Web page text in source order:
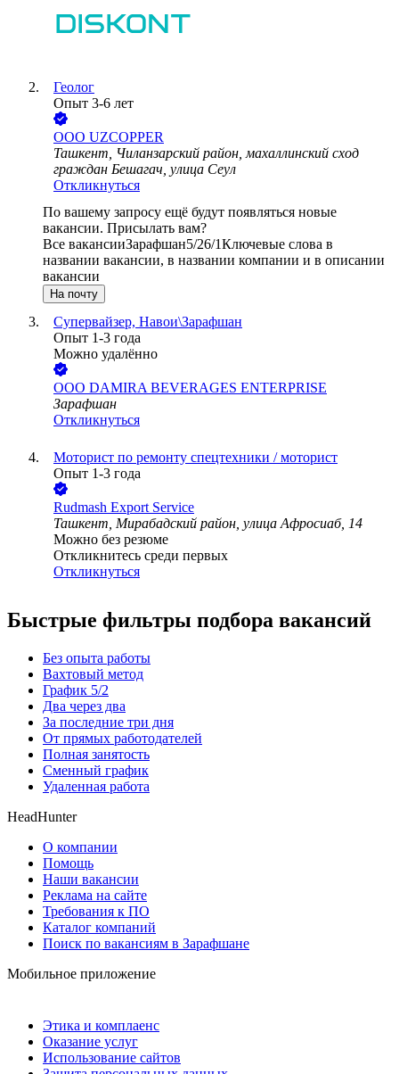
Геолог
Опыт 3-6 лет
ООО UZCOPPER
Ташкент, Чиланзарский район, махаллинский сход
граждан Бешагач, улица Сеул
Откликнуться
По вашему запросу ещё будут появляться новые
вакансии. Присылать вам?
Все вакансииЗарафшан5/26/1Ключевые слова в
названии вакансии, в названии компании и в описании
вакансии
На почту
Супервайзер, Навои\Зарафшан
Опыт 1-3 года
Можно удалённо
ООО DAMIRA BEVERAGES ENTERPRISE
Зарафшан
Откликнуться
Моторист по ремонту спецтехники / моторист
Опыт 1-3 года
Rudmash Export Service
Ташкент, Мирабадский район, улица Афросиаб, 14
Можно без резюме
Откликнитесь среди первых
Откликнуться
Быстрые фильтры подбора вакансий
Без опыта работы
Вахтовый метод
График 5/2
Два через два
За последние три дня
От прямых работодателей
Полная занятость
Сменный график
Удаленная работа
HeadHunter
О компании
Помощь
Наши вакансии
Реклама на сайте
Требования к ПО
Каталог компаний
Поиск по вакансиям в Зарафшане
Мобильное приложение
Этика и комплаенс
Оказание услуг
Использование сайтов